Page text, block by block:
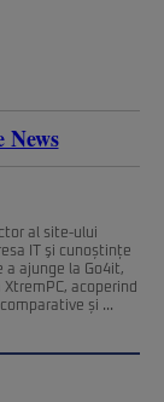
News
al site-ului
IT şi cunoștințe
ajunge la Go4it,
acoperind
și ...